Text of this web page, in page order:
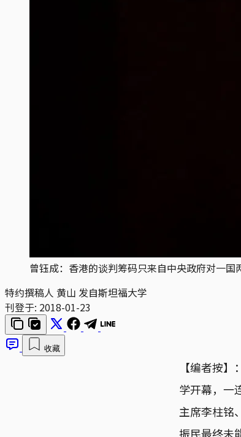
曾钰成：香港的谈判筹码只来自中央政府对一
特约撰稿人 黄山 发自斯坦福大学
刊登于: 2018-01-23
收藏
【编者按
学开幕，一
主席李柱铭
振民最终未